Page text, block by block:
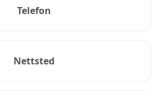
Telefon
Nettsted